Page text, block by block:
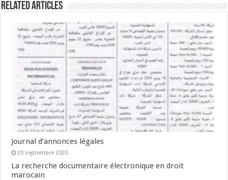
Related Articles
Journal d’annonces légales
20 septembre 2020
La recherche documentaire électronique en droit
marocain